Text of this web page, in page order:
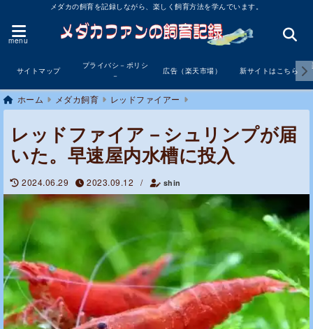
メダカの飼育を記録しながら、楽しく飼育方法を学んでいます。
menu
サイトマップ
プライバシ－ポリシ
－
広告（楽天市場） 新サイトはこちら
ホーム メダカ飼育 レッドファイアー
レッドファイア－シュリンプが届
いた。早速屋内水槽に投入
2024.06.29 2023.09.12 / shin